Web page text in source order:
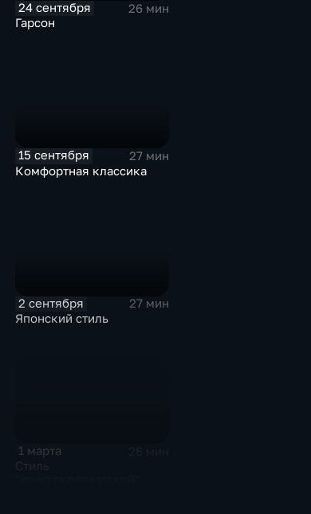
24 сентября
26 мин
Гарсон
15 сентября
27 мин
Комфортная классика
2 сентября
27 мин
Японский стиль
1 марта
Стиль